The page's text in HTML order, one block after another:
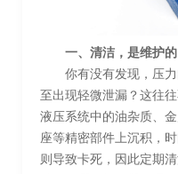
一、清洁，是维护
你有没有发现，压
至出现轻微泄漏？这往
液压系统中的油杂质、
座等精密部件上沉积，
则导致卡死，因此定期